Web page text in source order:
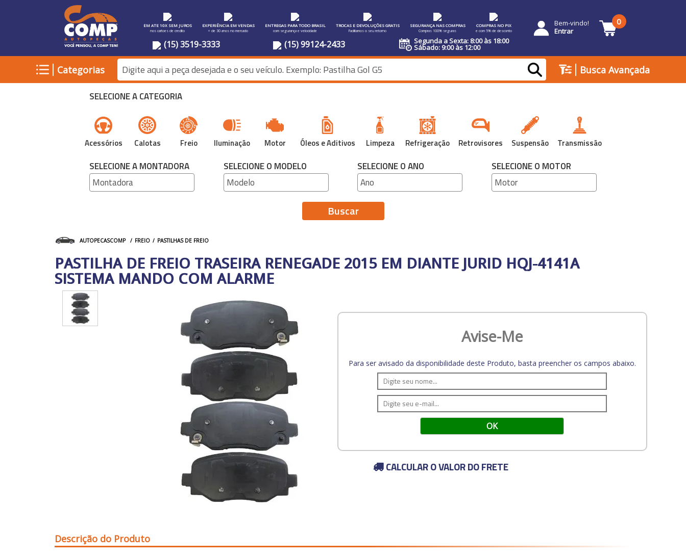
EM ATE 10X SEM JUROS
nos cartoes de credito
EXPERIÊNCIA EM VENDAS
+ de 30 anos no mercado
ENTREGAS PARA TODO BRASIL
com segurança e velocidade
TROCAS E DEVOLUÇÕES GRATIS
Facilitamos o seu retorno
SEGURANÇA NAS COMPRAS
Compras 100% seguras
COMPRAS NO PIX
e com 5% de desconto
(15) 3519-3333 (15) 99124-2433 Segunda a Sexta: 8:00 às 18:00
Sábado: 9:00 às 12:00
Bem-vindo!
Entrar
0
| Categorias | Busca Avançada
SELECIONE A CATEGORIA
Acessórios Calotas Freio Iluminação Motor Óleos e Aditivos Limpeza Refrigeração Retrovisores Suspensão Transmissão
SELECIONE A MONTADORA SELECIONE O MODELO SELECIONE O ANO SELECIONE O MOTOR
Buscar
AUTOPECASCOMP FREIO PASTILHAS DE FREIO
PASTILHA DE FREIO TRASEIRA RENEGADE 2015 EM DIANTE JURID HQJ-4141A
SISTEMA MANDO COM ALARME
Avise-Me
Para ser avisado da disponibilidade deste Produto, basta preencher os campos abaixo.
CALCULAR O VALOR DO FRETE
Descrição do Produto